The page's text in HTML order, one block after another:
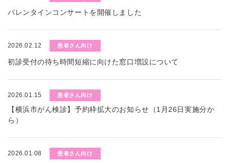
バレンタインコンサートを開催しました
2026.02.12 患者さん向け
初診受付の待ち時間短縮に向けた窓口増設について
2026.01.15 患者さん向け
【横浜市がん検診】予約枠拡大のお知らせ（1月26日実施分か
ら）
2026.01.08 患者さん向け